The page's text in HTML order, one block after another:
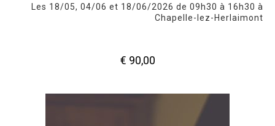
Les 18/05, 04/06 et 18/06/2026 de 09h30 à 16h30 à
Chapelle-lez-Herlaimont
€ 90,00